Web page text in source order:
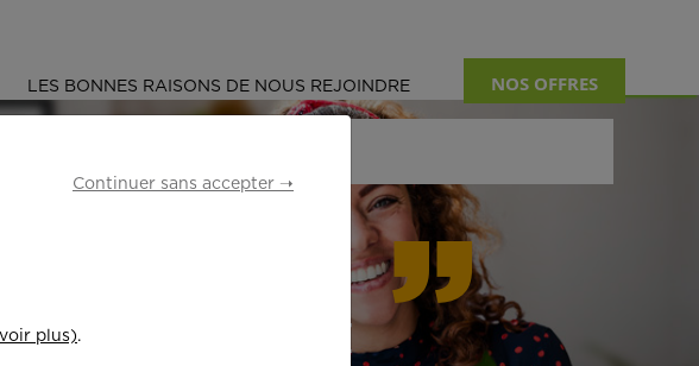
LES BONNES RAISONS DE NOUS REJOINDRE NOS OFFRES
performant
Continuer sans accepter ➝
plus).